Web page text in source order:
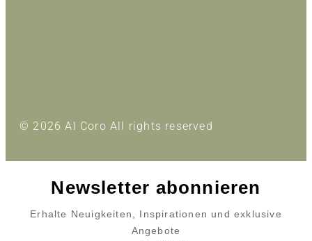
© 2026 Al Coro All rights reserved
Newsletter abonnieren
Erhalte Neuigkeiten, Inspirationen und exklusive
Angebote